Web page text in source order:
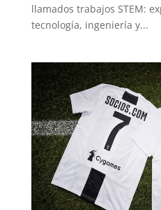
llamados trabajos STEM:
tecnología, ingeniería y...